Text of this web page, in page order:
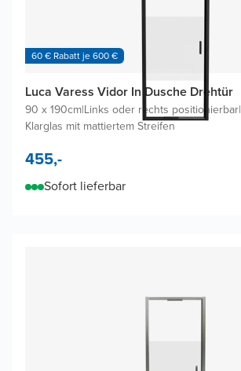
60 € Rabatt je 600 €
Luca Varess Vidor In Dusche Drehtür
90 x 190cm|Links oder rechts positionierbar|
Klarglas mit mattiertem Streifen
455,-
Sofort lieferbar